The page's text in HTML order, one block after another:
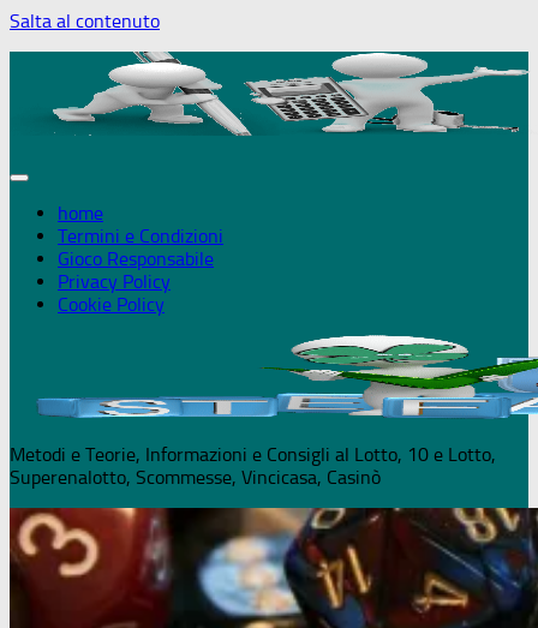
Salta al contenuto
home
Termini e Condizioni
Gioco Responsabile
Privacy Policy
Cookie Policy
Metodi e Teorie, Informazioni e Consigli al Lotto, 10 e Lotto,
Superenalotto, Scommesse, Vincicasa, Casinò